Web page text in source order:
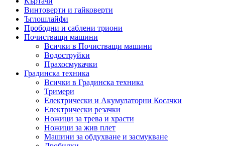
Винтоверти и гайковерти
Ъглошлайфи
Прободни и саблени триони
Почистващи машини
Всички в Почистващи машини
Водоструйки
Прахосмукачки
Градинска техника
Всички в Градинска техника
Тримери
Електрически и Акумулаторни Косачки
Електрически резачки
Ножици за трева и храсти
Ножици за жив плет
Машини за обдухване и засмукване